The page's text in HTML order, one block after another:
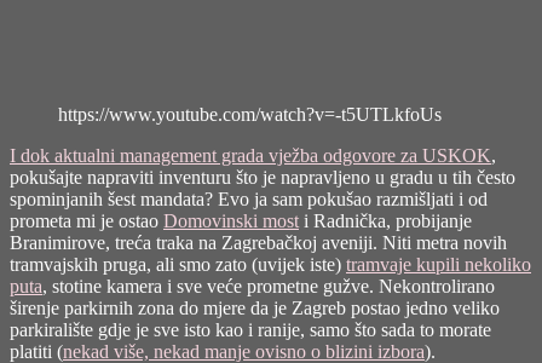
https://www.youtube.com/watch?v=-t5UTLkfoUs
I dok aktualni management grada vježba odgovore za USKOK,
pokušajte napraviti inventuru što je napravljeno u gradu u tih često
spominjanih šest mandata? Evo ja sam pokušao razmišljati i od
prometa mi je ostao Domovinski most i Radnička, probijanje
Branimirove, treća traka na Zagrebačkoj aveniji. Niti metra novih
tramvajskih pruga, ali smo zato (uvijek iste) tramvaje kupili nekoliko
puta, stotine kamera i sve veće prometne gužve. Nekontrolirano
širenje parkirnih zona do mjere da je Zagreb postao jedno veliko
parkiralište gdje je sve isto kao i ranije, samo što sada to morate
platiti (nekad više, nekad manje ovisno o blizini izbora).